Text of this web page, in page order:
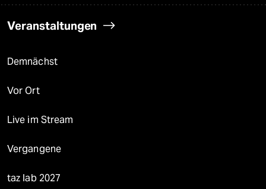
Veranstaltungen
Demnächst
Vor Ort
Live im Stream
Vergangene
taz lab 2027